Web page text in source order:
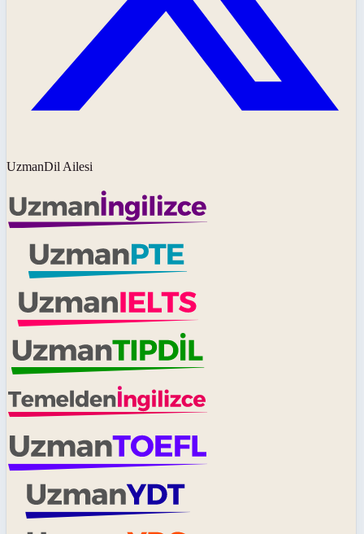
UzmanDil Ailesi